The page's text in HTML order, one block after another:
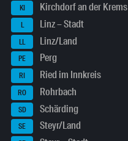
KI Kirchdorf an der Krems
L Linz – Stadt
LL Linz/Land
PE Perg
RI Ried im Innkreis
RO Rohrbach
SD Schärding
SE Steyr/Land